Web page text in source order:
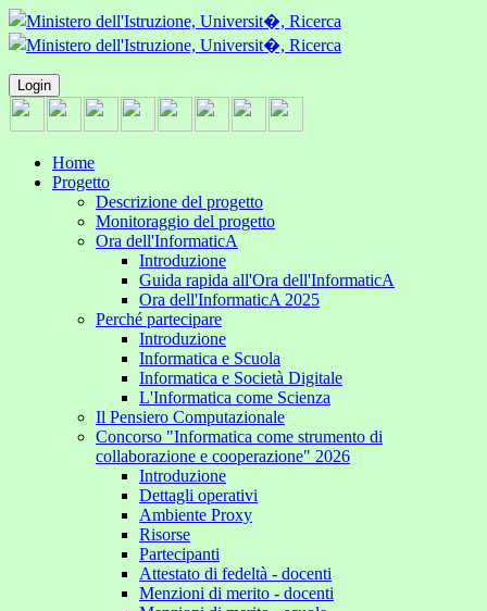
Login
Home
Progetto
Descrizione del progetto
Monitoraggio del progetto
Ora dell'InformaticA
Introduzione
Guida rapida all'Ora dell'InformaticA
Ora dell'InformaticA 2025
Perché partecipare
Introduzione
Informatica e Scuola
Informatica e Società Digitale
L'Informatica come Scienza
Il Pensiero Computazionale
Concorso "Informatica come strumento di
collaborazione e cooperazione" 2026
Introduzione
Dettagli operativi
Ambiente Proxy
Risorse
Partecipanti
Attestato di fedeltà - docenti
Menzioni di merito - docenti